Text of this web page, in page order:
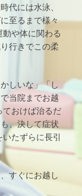
代には水泳、
至るまで様々
や体に関わる
行きでこの柔
しいな」「し
当院までお越
ておけば治るだ
、決して症状
たずらに長引
すぐにお越し